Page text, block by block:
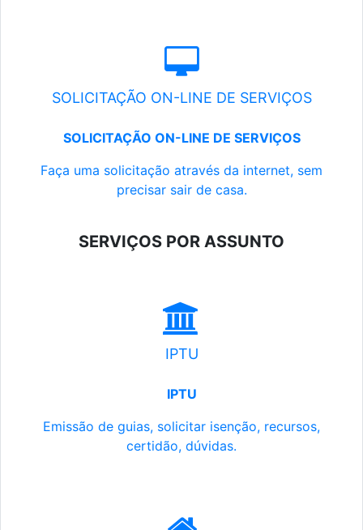
SOLICITAÇÃO ON-LINE DE SERVIÇOS
SOLICITAÇÃO ON-LINE DE SERVIÇOS
Faça uma solicitação através da internet, sem
precisar sair de casa.
SERVIÇOS POR ASSUNTO
IPTU
IPTU
Emissão de guias, solicitar isenção, recursos,
certidão, dúvidas.